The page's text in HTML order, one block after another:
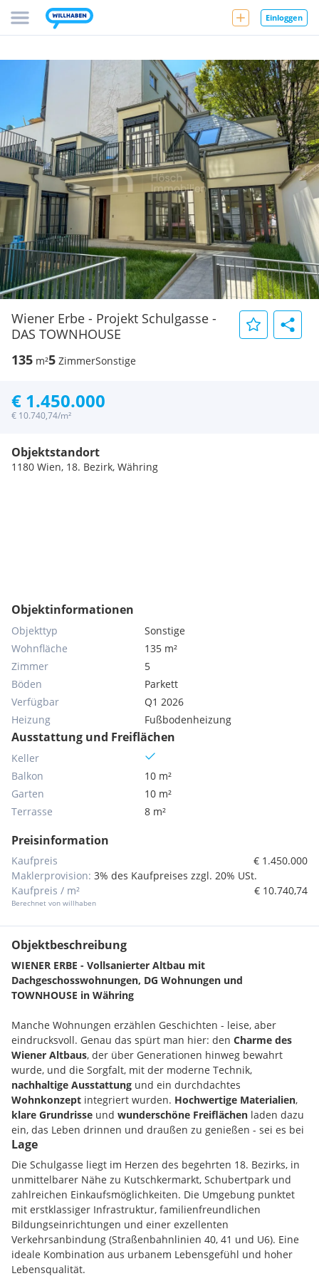
Einloggen
Wiener Erbe - Projekt Schulgasse -
DAS TOWNHOUSE
135 m²5 ZimmerSonstige
€ 1.450.000
€ 10.740,74/m²
Objektstandort
1180 Wien, 18. Bezirk, Währing
Objektinformationen
Objekttyp
Sonstige
Wohnfläche
135 m²
Zimmer
5
Böden
Parkett
Verfügbar
Q1 2026
Heizung
Fußbodenheizung
Ausstattung und Freiflächen
Keller
Balkon
10 m²
Garten
10 m²
Terrasse
8 m²
Preisinformation
Kaufpreis
€ 1.450.000
Maklerprovision: 3% des Kaufpreises zzgl. 20% USt.
Kaufpreis / m²
Berechnet von willhaben
€ 10.740,74
Objektbeschreibung
WIENER ERBE - Vollsanierter Altbau mit
Dachgeschosswohnungen, DG Wohnungen und
TOWNHOUSE in Währing
Manche Wohnungen erzählen Geschichten - leise, aber
eindrucksvoll. Genau das spürt man hier: den Charme des
Wiener Altbaus, der über Generationen hinweg bewahrt
wurde, und die Sorgfalt, mit der moderne Technik,
nachhaltige Ausstattung und ein durchdachtes
Wohnkonzept integriert wurden. Hochwertige Materialien,
klare Grundrisse und wunderschöne Freiflächen laden dazu
ein, das Leben drinnen und draußen zu genießen - sei es bei
einem Kaffee auf dem Balkon, einem Glas Wein auf der
Terrasse oder einem Moment der Stille im grünen Innenhof.
Während draußen die Stadt pulsiert, findet man hier einen
Ort der Ruhe - ein Zuhause, dasGeschichte atmetund
gleichzeitig für die Zukunft gemacht ist.
Highlights:
Aufwendig sanierter Altbau
hochwertiger
Lage
Die Schulgasse liegt im Herzen des begehrten 18. Bezirks, in
unmittelbarer Nähe zu Kutschkermarkt, Schubertpark und
zahlreichen Einkaufsmöglichkeiten. Die Umgebung punktet
mit erstklassiger Infrastruktur, familienfreundlichen
Bildungseinrichtungen und einer exzellenten
Verkehrsanbindung (Straßenbahnlinien 40, 41 und U6). Eine
ideale Kombination aus urbanem Lebensgefühl und hoher
Lebensqualität.